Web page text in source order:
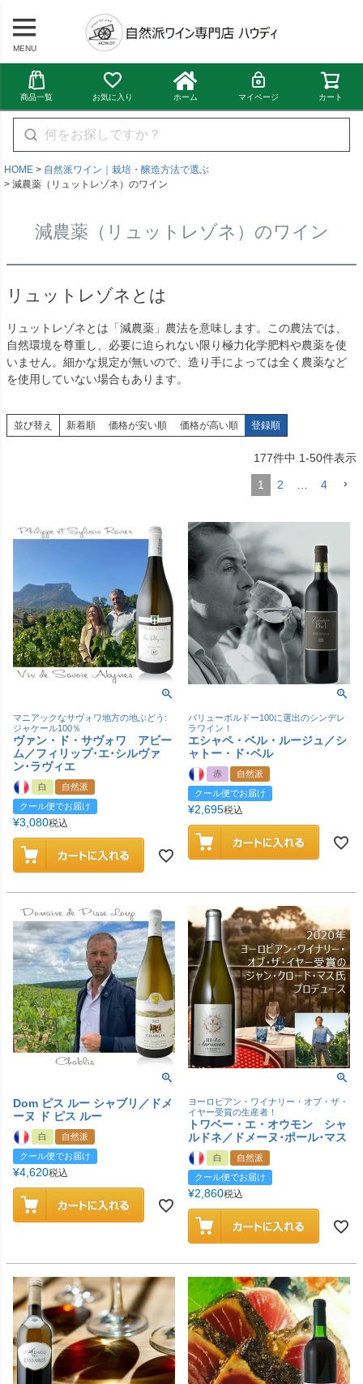
MENU
商品一覧 お気に入り ホーム マイページ カート
HOME
自然派ワイン｜栽培・醸造方法で選ぶ
減農薬（リュットレゾネ）のワイン
減農薬（リュットレゾネ）のワイン
リュットレゾネとは
リュットレゾネとは「減農薬」農法を意味します。この農法では、
自然環境を尊重し、必要に迫られない限り極力化学肥料や農薬を使
いません。細かな規定が無いので、造り手によっては全く農薬など
を使用していない場合もあります。
並び替え 新着順 価格が安い順 価格が高い順 登録順
177件中 1-50件表示
1 2 4
マニアックなサヴォワ地方の地ぶどう:
ジャケール100％
ヴァン・ド・サヴォワ アビー
ム／フィリップ･エ･シルヴァ
ン･ラヴィエ
白
自然派
クール便でお届け
¥3,080税込
バリューボルドー100に選出のシンデレ
ラワイン！
エシャペ・ベル・ルージュ／シ
ャトー・ド･ベル
赤
自然派
クール便でお届け
¥2,695税込
Dom ピス ルー シャブリ／ドメ
ーヌ ド ピス ルー
白
自然派
クール便でお届け
¥4,620税込
ヨーロピアン・ワイナリー・オブ・ザ・
イヤー受賞の生産者！
トワベー・エ・オウモン シャ
ルドネ／ドメーヌ･ポール･マス
白
自然派
クール便でお届け
¥2,860税込